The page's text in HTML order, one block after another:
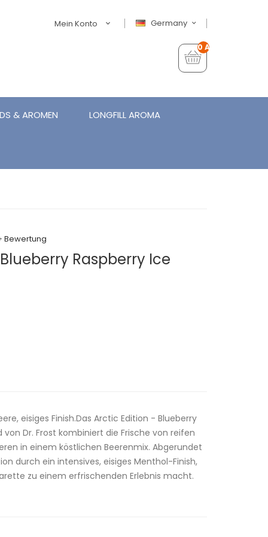
Germany
Mein Konto
0 Artikel - €0,00
& AROMEN LONGFILL AROMA
Bewertung
Blueberry Raspberry Ice
eisiges Finish.Das Arctic Edition - Blueberry
von Dr. Frost kombiniert die Frische von reifen
in einem köstlichen Beerenmix. Abgerundet
durch ein intensives, eisiges Menthol-Finish,
zu einem erfrischenden Erlebnis macht.